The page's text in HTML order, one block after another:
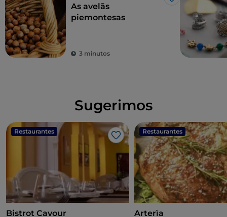
Gosto
As avelãs
piemontesas
3 minutos
Sugerimos
Restaurantes
Gosto
Bistrot Cavour
Restaurantes
Arterìa